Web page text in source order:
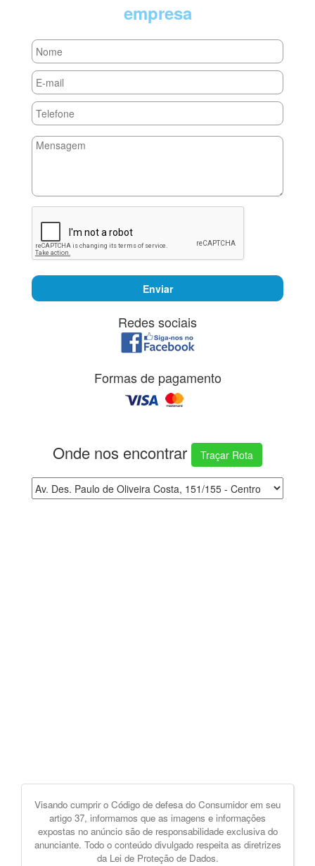
empresa
Enviar
Redes sociais
Formas de pagamento
Onde nos encontrar Traçar Rota
Visando cumprir o Código de defesa do Consumidor em seu
artigo 37, informamos que as imagens e informações
expostas no anúncio são de responsabilidade exclusiva do
anunciante. Todo o conteúdo divulgado respeita as diretrizes
da Lei de Proteção de Dados.